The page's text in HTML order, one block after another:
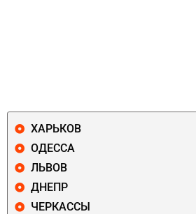
ХАРЬКОВ
ОДЕССА
ЛЬВОВ
ДНЕПР
ЧЕРКАССЫ